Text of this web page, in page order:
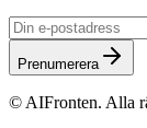
Prenumerera
©AIFronten. Alla